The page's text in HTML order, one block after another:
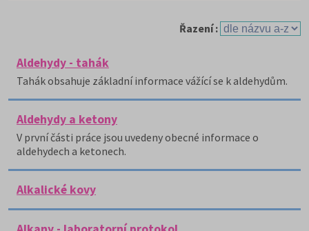
Řazení :
Aldehydy - tahák
Tahák obsahuje základní informace vážící se k aldehydům.
Aldehydy a ketony
V první části práce jsou uvedeny obecné informace o
aldehydech a ketonech.
Alkalické kovy